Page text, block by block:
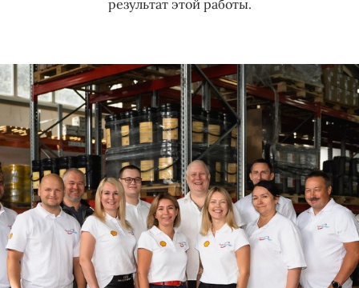
результат этой работы.